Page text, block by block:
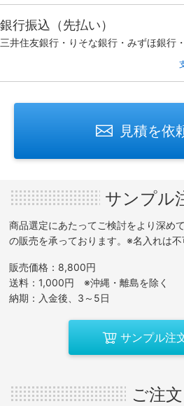
銀行振込（先払い）
三井住友銀行・りそな銀行・みずほ銀行
見積を依
サンプル
商品選定にあたってご検討をより深め
の販売を承っております。※名入れは不
販売価格：8,800円
送料：1,000円 ※沖縄・離島を除く
納期：入金後、3～5日
サンプル注
ご注文